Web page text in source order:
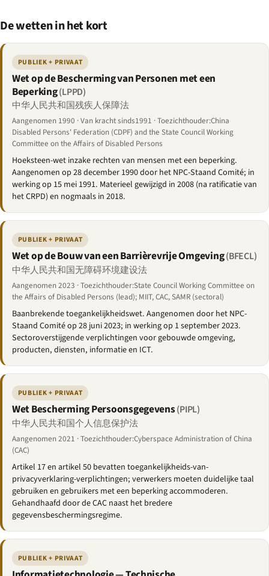
De wetten in het kort
PUBLIEK + PRIVAAT
Wet op de Bescherming van Personen met een
Beperking(LPPD)
中华人民共和国残疾人保障法
Aangenomen 1990 · Van kracht sinds1991 · Toezichthouder:China
Disabled Persons' Federation (CDPF) and the State Council Working
Committee on the Affairs of Disabled Persons
Hoeksteen-wet inzake rechten van mensen met een beperking.
Aangenomen op 28 december 1990 door het NPC-Staand Comité; in
werking op 15 mei 1991. Materieel gewijzigd in 2008 (na ratificatie van
het CRPD) en nogmaals in 2018.
PUBLIEK + PRIVAAT
Wet op de Bouw van een Barrièrevrije Omgeving(BFECL)
中华人民共和国无障碍环境建设法
Aangenomen 2023 · Toezichthouder:State Council Working Committee on
the Affairs of Disabled Persons (lead); MIIT, CAC, SAMR (sectoral)
Baanbrekende toegankelijkheidswet. Aangenomen door het NPC-
Staand Comité op 28 juni 2023; in werking op 1 september 2023.
Sectoroverstijgende verplichtingen voor gebouwde omgeving,
producten, diensten, informatie en ICT.
PUBLIEK + PRIVAAT
Wet Bescherming Persoonsgegevens(PIPL)
中华人民共和国个人信息保护法
Aangenomen 2021 · Toezichthouder:Cyberspace Administration of China
(CAC)
Artikel 17 en artikel 50 bevatten toegankelijkheids-van-
privacyverklaring-verplichtingen; verwerkers moeten duidelijke taal
gebruiken en gebruikers met een beperking accommoderen.
Gehandhaafd door de CAC naast het bredere
gegevensbeschermingsregime.
PUBLIEK + PRIVAAT